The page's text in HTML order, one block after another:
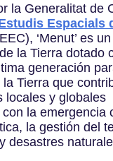
la Generalitat de
Espacials
‘Menut’ es
la Tierra dotado
generación
Tierra que
locales y globales
la emergencia
la gestión del
desastres